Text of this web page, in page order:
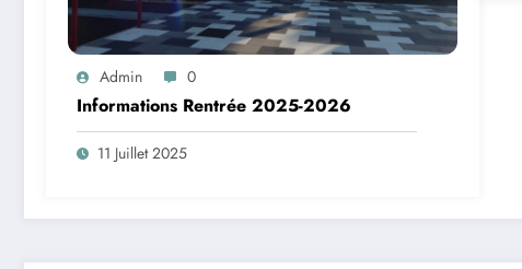
Admin 0
Informations Rentrée 2025-2026
11 Juillet 2025